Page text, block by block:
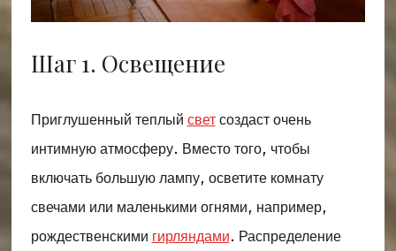
Шаг 1. Освещение
Приглушенный теплый светсоздаст очень
интимную атмосферу. Вместо того, чтобы
включать большую лампу, осветите комнату
свечами или маленькими огнями, например,
рождественскими гирляндами. Распределение